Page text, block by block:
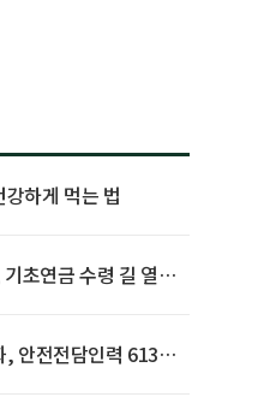
하게 먹는 법
초연금 수령 길 열린
안전전담인력 613명